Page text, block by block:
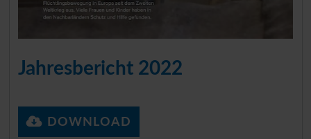
Jahresbericht 2022
DOWNLOAD